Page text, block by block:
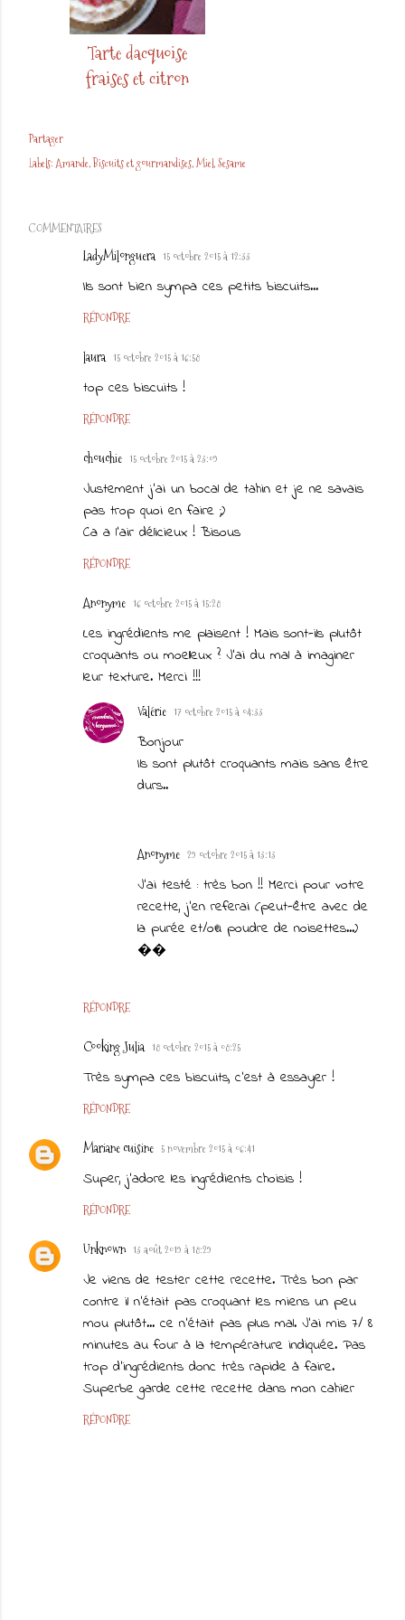
Tarte dacquoise
fraises et citron
Partager
Labels: Amande Biscuits et gourmandises Miel Sesame
COMMENTAIRES
LadyMilonguera 15 octobre 2015 à 12:33
Ils sont bien sympa ces petits biscuits...
RÉPONDRE
laura 15 octobre 2015 à 16:58
top ces biscuits !
RÉPONDRE
chouchie 15 octobre 2015 à 23:09
Justement j'ai un bocal de tahin et je ne savais
pas trop quoi en faire ;)
Ca a l'air délicieux ! Bisous
RÉPONDRE
Anonyme 16 octobre 2015 à 15:28
Les ingrédients me plaisent ! Mais sont-ils plutôt
croquants ou moelleux ? J'ai du mal à imaginer
leur texture. Merci !!!
RÉPONDRE
Valérie 17 octobre 2015 à 04:33
Bonjour
Ils sont plutôt croquants mais sans être
durs..
Anonyme 29 octobre 2015 à 13:13
J'ai testé : très bon !! Merci pour votre
recette, j'en referai (peut-être avec de
la purée et/ou poudre de noisettes...)
��
Cooking Julia 18 octobre 2015 à 08:25
Très sympa ces biscuits, c'est à essayer !
RÉPONDRE
Mariane cuisine 5 novembre 2015 à 06:41
Super, j'adore les ingrédients choisis !
RÉPONDRE
Unknown 13 août 2019 à 18:29
Je viens de tester cette recette. Très bon par
contre il n'était pas croquant les miens un peu
mou plutôt... ce n'était pas plus mal. J'ai mis 7/ 8
minutes au four à la température indiquée. Pas
trop d'ingrédients donc très rapide à faire.
Superbe garde cette recette dans mon cahier
RÉPONDRE